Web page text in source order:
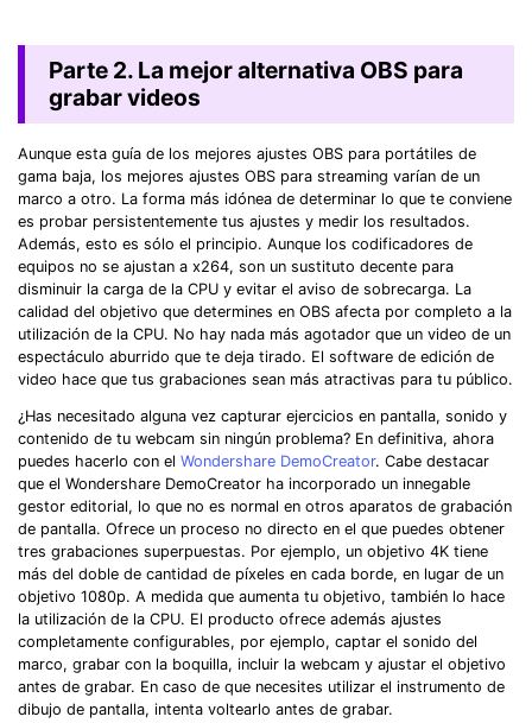
Parte 2. La mejor alternativa OBS para
grabar videos󠀲󠀧󠀨󠀦󠀤󠀧󠀦󠀧󠀳
󠀰Aunque esta guía de los mejores ajustes OBS para portátiles de
gama baja, los mejores ajustes OBS para streaming varían de un
marco a otro.󠀲󠀧󠀨󠀦󠀤󠀧󠀦󠀨󠀳󠀰 La forma más idónea de determinar lo que te conviene
es probar persistentemente tus ajustes y medir los resultados.󠀲󠀧󠀨󠀦󠀤󠀧󠀦󠀩󠀳󠀰
Además, esto es sólo el principio.󠀲󠀧󠀨󠀦󠀤󠀧󠀧󠀠󠀳󠀰 Aunque los codificadores de
equipos no se ajustan a x264, son un sustituto decente para
disminuir la carga de la CPU y evitar el aviso de sobrecarga. La
calidad del objetivo que determines en OBS afecta por completo a la
utilización de la CPU.󠀲󠀧󠀨󠀦󠀤󠀧󠀧󠀢󠀳󠀰 No hay nada más agotador que un video de un
espectáculo aburrido que te deja tirado.󠀲󠀧󠀨󠀦󠀤󠀧󠀧󠀣󠀳󠀰 El software de edición de
video hace que tus grabaciones sean más atractivas para tu público.󠀲󠀧󠀨󠀦󠀤󠀧󠀧󠀤󠀳
¿Has necesitado alguna vez capturar ejercicios en pantalla, sonido y
contenido de tu webcam sin ningún problema?󠀲󠀧󠀨󠀦󠀤󠀧󠀧󠀥󠀳󠀰 En definitiva, ahora
puedes hacerlo con el Wondershare DemoCreator. Cabe destacar
que el Wondershare DemoCreator ha incorporado un innegable
gestor editorial, lo que no es normal en otros aparatos de grabación
de pantalla.󠀲󠀧󠀨󠀦󠀤󠀧󠀧󠀦󠀳󠀰 Ofrece un proceso no directo en el que puedes obtener
tres grabaciones superpuestas. Por ejemplo, un objetivo 4K tiene
más del doble de cantidad de píxeles en cada borde, en lugar de un
objetivo 1080p.󠀲󠀧󠀨󠀦󠀤󠀧󠀧󠀨󠀳󠀰 A medida que aumenta tu objetivo, también lo hace
la utilización de la CPU.󠀲󠀧󠀨󠀦󠀤󠀧󠀧󠀩󠀳󠀰 El producto ofrece además ajustes
completamente configurables, por ejemplo, captar el sonido del
marco, grabar con la boquilla, incluir la webcam y ajustar el objetivo
antes de grabar.󠀲󠀧󠀨󠀦󠀤󠀧󠀨󠀠󠀳󠀰 En caso de que necesites utilizar el instrumento de
dibujo de pantalla, intenta voltearlo antes de grabar.󠀲󠀧󠀨󠀦󠀤󠀧󠀨󠀡󠀳